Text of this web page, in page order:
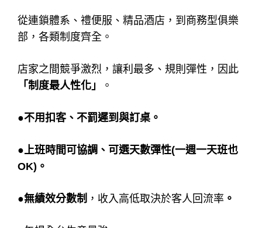
從連鎖體系、禮便服、精品酒店，到商務型俱樂
部，各類制度齊全。
店家之間競爭激烈，讓利最多、規則彈性，因此
「制度最人性化」
。
●不用扣客、不罰遲到與訂桌。
●上班時間可協調、可選天數彈性(一週一天班也
OK)。
●無績效分數制 ，收入高低取決於客人回流率 。